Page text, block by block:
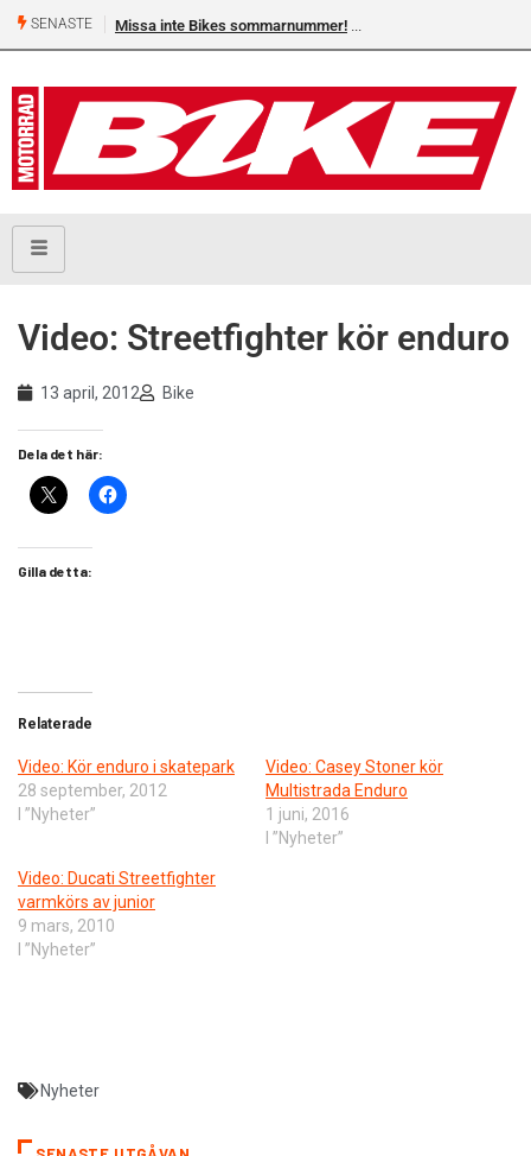
SENASTE Missa inte Bikes sommarnummer!
Video: Streetfighter kör enduro
13 april, 2012 Bike
Dela det här:
Gilla detta:
Relaterade
Video: Kör enduro i skatepark
28 september, 2012
I ”Nyheter”
Video: Casey Stoner kör
Multistrada Enduro
1 juni, 2016
I ”Nyheter”
Video: Ducati Streetfighter
varmkörs av junior
9 mars, 2010
I ”Nyheter”
Nyheter